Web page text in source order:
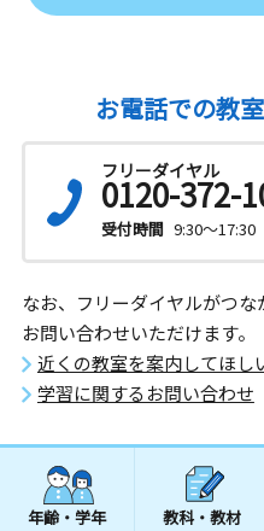
お電話での教
フリーダイヤル
0120-372-
受付時間 9:30～17:30
なお、フリーダイヤルがつ
お問い合わせいただけます。
近くの教室を案内してほし
学習に関するお問い合わせ
年齢・学年 教科・教材